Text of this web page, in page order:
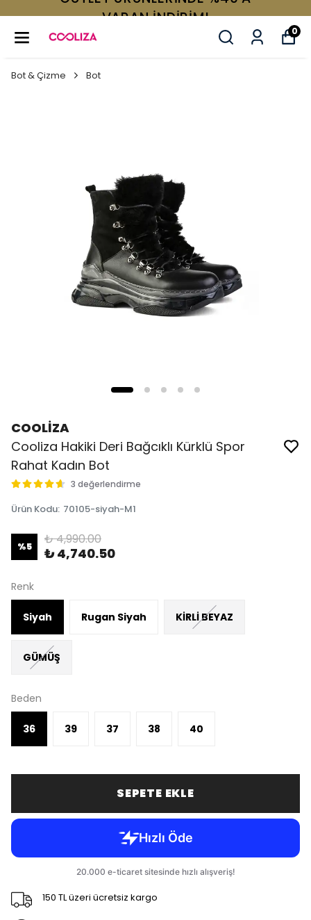
VARAN İNDİRİM!
0
Bot & Çizme Bot
COOLİZA
Cooliza Hakiki Deri Bağcıklı Kürklü Spor
Rahat Kadın Bot
3 değerlendirme
Ürün Kodu: 70105-siyah-M1
%5 ₺ 4,990.00
₺ 4,740.50
Renk
Siyah Rugan Siyah KİRLİ BEYAZ
GÜMÜŞ
Beden
36 39 37 38 40
SEPETE EKLE
150 TL üzeri ücretsiz kargo